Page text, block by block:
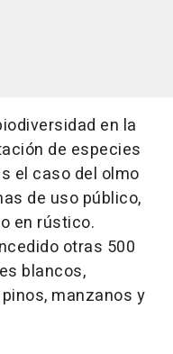
en la
de especies
el caso del olmo
de uso público,
en rústico.
otras 500
blancos,
manzanos y